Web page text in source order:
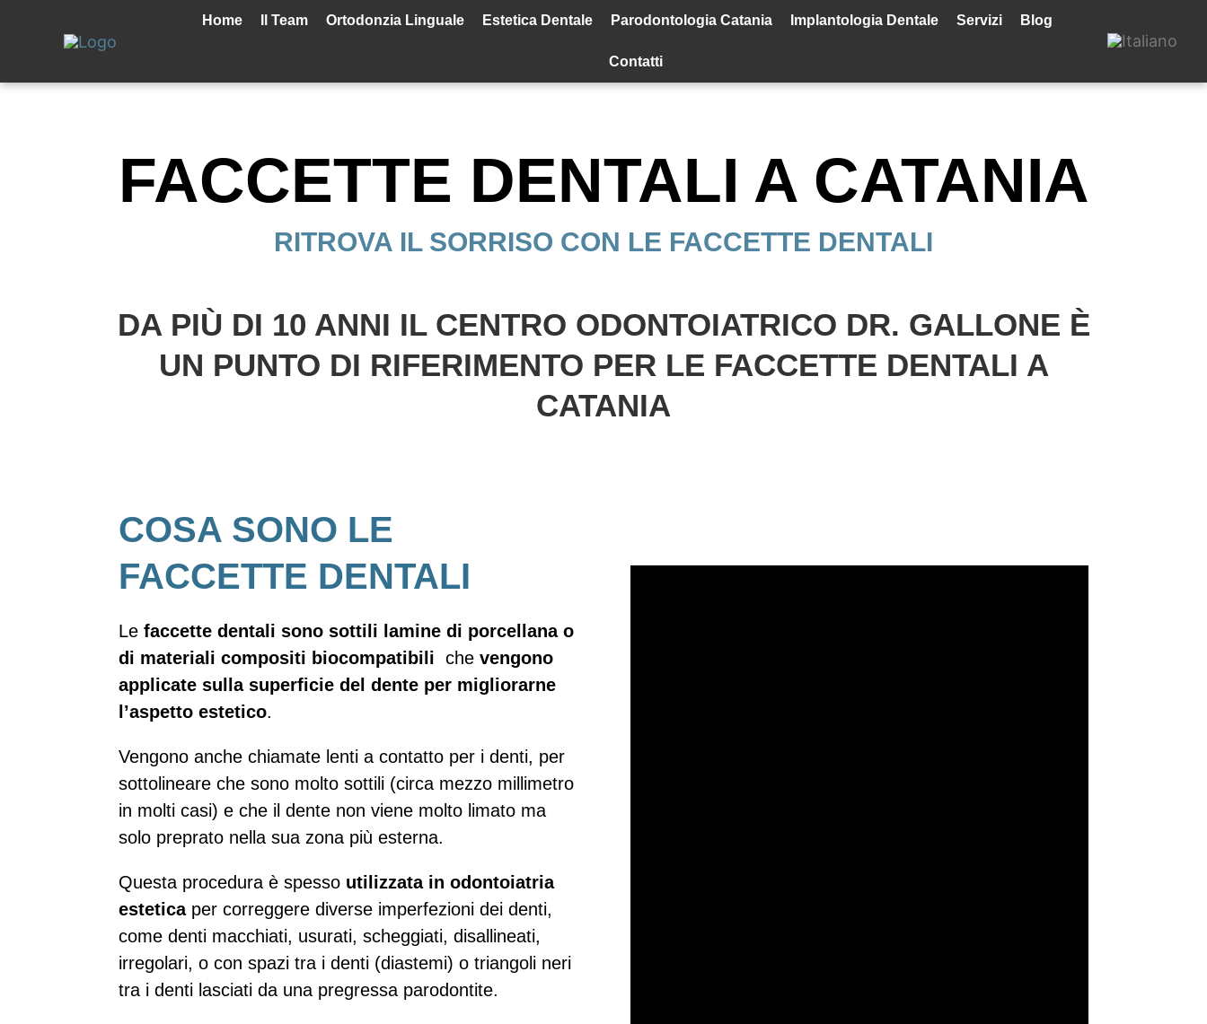
contenuto
Home Il Team Ortodonzia Linguale Estetica Dentale Parodontologia Catania Implantologia Dentale Servizi Blog
Contatti
FACCETTE DENTALI A CATANIA
RITROVA IL SORRISO CON LE FACCETTE DENTALI
DA PIÙ DI 10 ANNI IL CENTRO ODONTOIATRICO DR. GALLONE È
UN PUNTO DI RIFERIMENTO PER LE FACCETTE DENTALI A
CATANIA
COSA SONO LE
FACCETTE DENTALI
Le faccette dentali sono sottili lamine di porcellana o
di materiali compositi biocompatibili che vengono
applicate sulla superficie del dente per migliorarne
l’aspetto estetico.
Vengono anche chiamate lenti a contatto per i denti, per
sottolineare che sono molto sottili (circa mezzo millimetro
in molti casi) e che il dente non viene molto limato ma
solo preprato nella sua zona più esterna.
Questa procedura è spesso utilizzata in odontoiatria
esteticaper correggere diverse imperfezioni dei denti,
come denti macchiati, usurati, scheggiati, disallineati,
irregolari, o con spazi tra i denti (diastemi) o triangoli neri
tra i denti lasciati da una pregressa parodontite.